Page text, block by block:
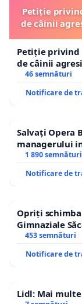
Petiție
de câinii
Petiție privind
de câinii
46 semnături
Notificare de
Salvați Opera
managerului
1 890 semnături
Notificare de
Opriți
Gimnaziale
453 semnături
Notificare de
Lidl: Mai